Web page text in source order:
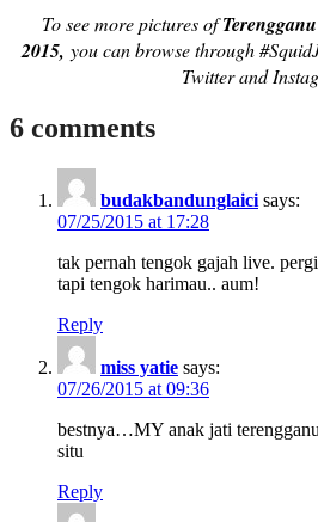
To see more pictures of
2015, you can browse through
Twitter and
6 comments
budakbandunglaici says:
07/25/2015 at 17:28
tak pernah tengok gajah live.
tapi tengok harimau.. aum!
Reply
miss yatie says:
07/26/2015 at 09:36
bestnya…MY anak jati
situ
Reply